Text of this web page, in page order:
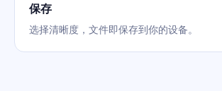
保存
选择清晰度，文件即保存到你的设备。